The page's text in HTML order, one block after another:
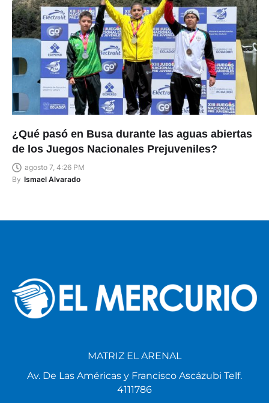
¿Qué pasó en Busa durante las aguas abiertas
de los Juegos Nacionales Prejuveniles?
agosto 7, 4:26 PM
By Ismael Alvarado
MATRIZ EL ARENAL
Av. De Las Américas y Francisco Ascázubi Telf.
4111786